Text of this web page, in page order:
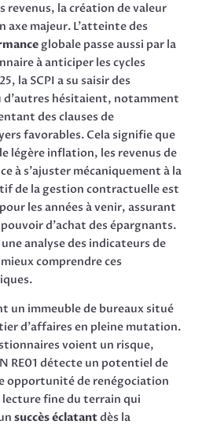
revenus, la création de valeur
axe majeur. L’atteinte des
globale passe aussi par la
à anticiper les cycles
la SCPI a su saisir des
hésitaient, notamment
des clauses de
favorables. Cela signifie que
légère inflation, les revenus de
à s’ajuster mécaniquement à la
de la gestion contractuelle est
les années à venir, assurant
d’achat des épargnants.
analyse des indicateurs de
comprendre ces
un immeuble de bureaux situé
d’affaires en pleine mutation.
voient un risque,
RE01 détecte un potentiel de
opportunité de renégociation
lecture fine du terrain qui
succès éclatantdès la